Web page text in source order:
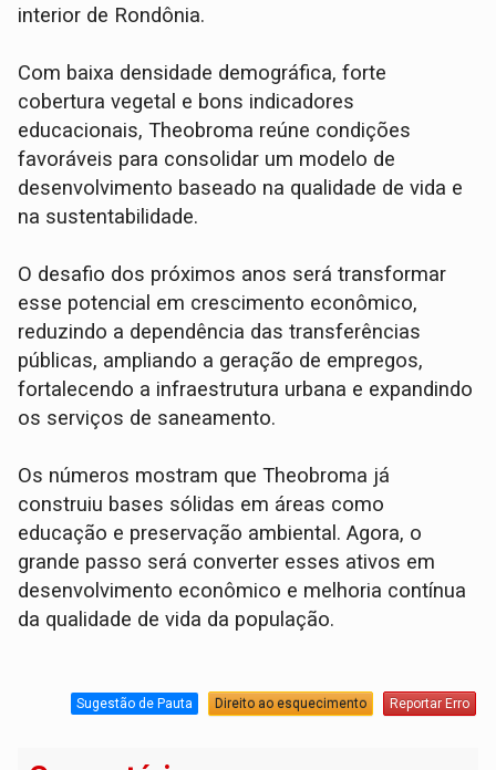
interior de Rondônia.
Com baixa densidade demográfica, forte
cobertura vegetal e bons indicadores
educacionais, Theobroma reúne condições
favoráveis para consolidar um modelo de
desenvolvimento baseado na qualidade de vida e
na sustentabilidade.
O desafio dos próximos anos será transformar
esse potencial em crescimento econômico,
reduzindo a dependência das transferências
públicas, ampliando a geração de empregos,
fortalecendo a infraestrutura urbana e expandindo
os serviços de saneamento.
Os números mostram que Theobroma já
construiu bases sólidas em áreas como
educação e preservação ambiental. Agora, o
grande passo será converter esses ativos em
desenvolvimento econômico e melhoria contínua
da qualidade de vida da população.
Sugestão de Pauta Direito ao esquecimento Reportar Erro